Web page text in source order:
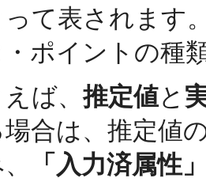
って表されます
・ポイントの種
ば、推定値と
合は、推定値
「入力済属性